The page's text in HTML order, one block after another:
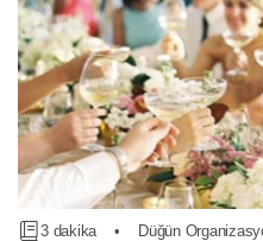
3 dakika • Düğün